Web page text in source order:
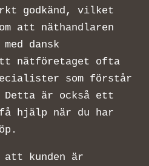
godkänd, vilket
att näthandlaren
dansk
nätföretaget ofta
som förstår
är också ett
hjälp när du har
kunden är